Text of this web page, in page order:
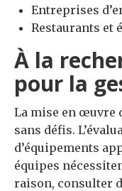
Entreprises
Restaurants et
À la
pour la
La mise en œuvre
sans défis.
d’équipements
équipes
raison, consulter